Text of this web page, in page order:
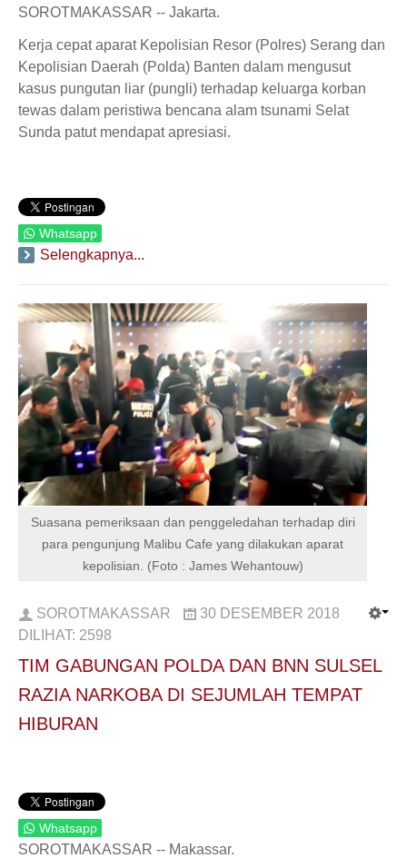
SOROTMAKASSAR -- Jakarta.
Kerja cepat aparat Kepolisian Resor (Polres) Serang dan
Kepolisian Daerah (Polda) Banten dalam mengusut
kasus pungutan liar (pungli) terhadap keluarga korban
tewas dalam peristiwa bencana alam tsunami Selat
Sunda patut mendapat apresiasi.
Whatsapp
Selengkapnya...
Suasana pemeriksaan dan penggeledahan terhadap diri
para pengunjung Malibu Cafe yang dilakukan aparat
kepolisian. (Foto : James Wehantouw)
SOROTMAKASSAR
30 DESEMBER 2018
DILIHAT: 2598
TIM GABUNGAN POLDA DAN BNN SULSEL
RAZIA NARKOBA DI SEJUMLAH TEMPAT
HIBURAN
Whatsapp
SOROTMAKASSAR -- Makassar.